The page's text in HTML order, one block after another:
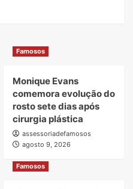
Famosos
Monique Evans
comemora evolução do
rosto sete dias após
cirurgia plástica
assessoriadefamosos
agosto 9, 2026
Famosos